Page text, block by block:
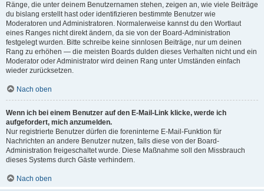
Ränge, die unter deinem Benutzernamen stehen, zeigen an, wie viele Beiträge
du bislang erstellt hast oder identifizieren bestimmte Benutzer wie
Moderatoren und Administratoren. Normalerweise kannst du den Wortlaut
eines Ranges nicht direkt ändern, da sie von der Board-Administration
festgelegt wurden. Bitte schreibe keine sinnlosen Beiträge, nur um deinen
Rang zu erhöhen — die meisten Boards dulden dieses Verhalten nicht und ein
Moderator oder Administrator wird deinen Rang unter Umständen einfach
wieder zurücksetzen.
Nach oben
Wenn ich bei einem Benutzer auf den E-Mail-Link klicke, werde ich
aufgefordert, mich anzumelden.
Nur registrierte Benutzer dürfen die foreninterne E-Mail-Funktion für
Nachrichten an andere Benutzer nutzen, falls diese von der Board-
Administration freigeschaltet wurde. Diese Maßnahme soll den Missbrauch
dieses Systems durch Gäste verhindern.
Nach oben